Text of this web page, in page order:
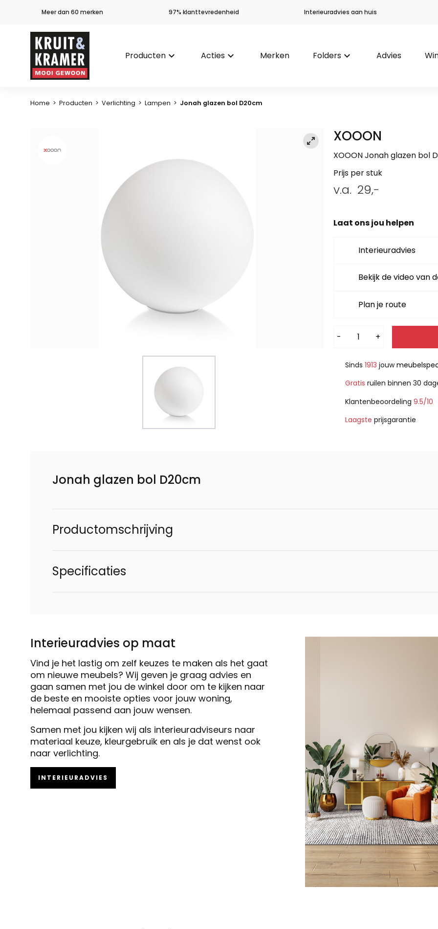
Meer dan 60 merken 97% klanttevredenheid Interieuradvies aan huis
Producten keyboard_arrow_down Acties keyboard_arrow_down Merken Folders keyboard_arrow_down Advies
Home > Producten > Verlichting > Lampen > Jonah glazen bol D20cm
XOOON
XOOON Jonah glazen bol
Prijs per stuk
v.a. 29,-
Laat ons jou helpen
Interieuradvies
Bekijk de video van
Plan je route
- +
Alternative:
Sinds 1913 jouw
Gratis ruilen binnen 30
Klantenbeoordeling 9.5/10
Laagste prijsgarantie
Jonah glazen bol D20cm
Productomschrijving
Specificaties
Interieuradvies op maat
Vind je het lastig om zelf keuzes te maken als het gaat
om nieuwe meubels? Wij geven je graag advies en
gaan samen met jou de winkel door om te kijken naar
de beste en mooiste opties voor jouw woning,
helemaal passend aan jouw wensen.
Samen met jou kijken wij als interieuradviseurs naar
materiaal keuze, kleurgebruik en als je dat wenst ook
naar verlichting.
INTERIEURADVIES